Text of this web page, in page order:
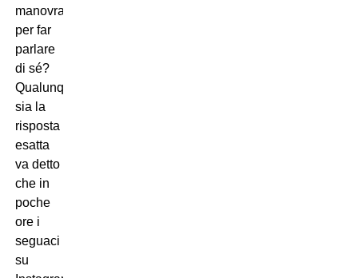
manovra
per far
parlare
di sé?
Qualunque
sia la
risposta
esatta
va detto
che in
poche
ore i
seguaci
su